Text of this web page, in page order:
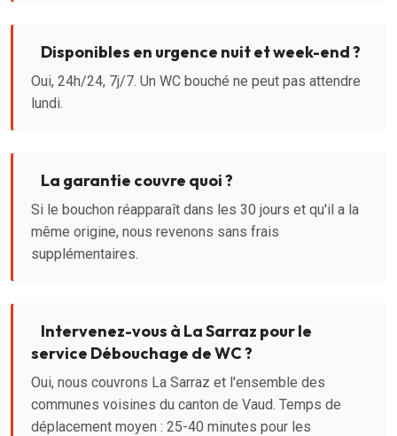
Disponibles en urgence nuit et week-end ?
Oui, 24h/24, 7j/7. Un WC bouché ne peut pas attendre
lundi.
La garantie couvre quoi ?
Si le bouchon réapparaît dans les 30 jours et qu'il a la
même origine, nous revenons sans frais
supplémentaires.
Intervenez-vous à La Sarraz pour le
service Débouchage de WC ?
Oui, nous couvrons La Sarraz et l'ensemble des
communes voisines du canton de Vaud. Temps de
déplacement moyen : 25-40 minutes pour les